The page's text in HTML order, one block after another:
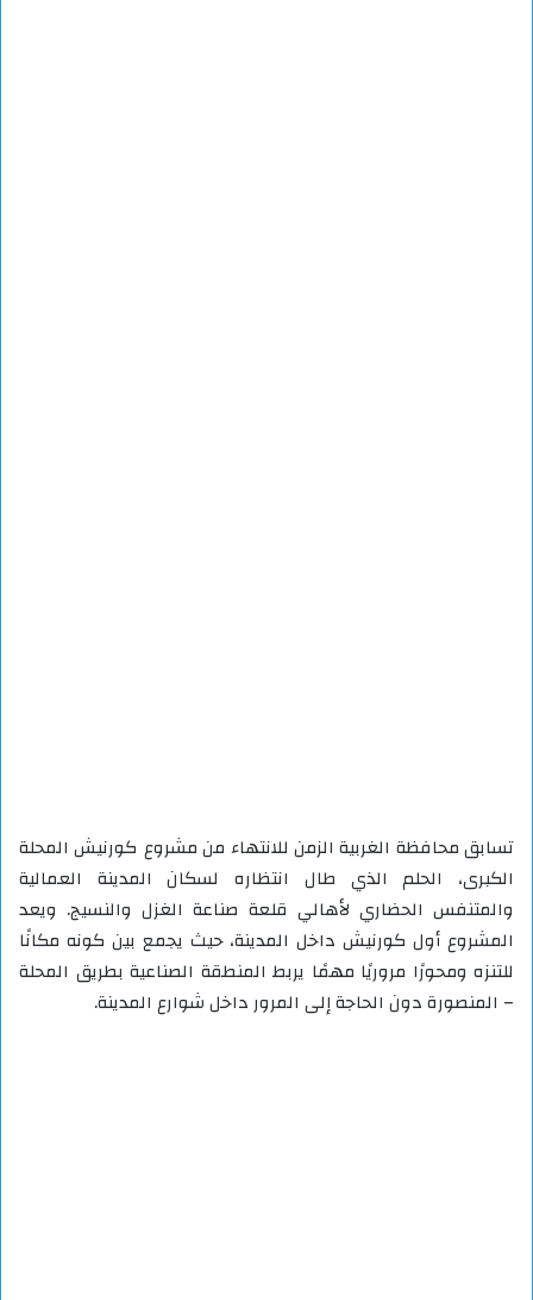
تسابق محافظة الغربية الزمن للانتهاء من مشروع كورنيش المحلة
الكبرى، الحلم الذي طال انتظاره لسكان المدينة العمالية
والمتنفس الحضاري لأهالي قلعة صناعة الغزل والنسيج. ويعد
المشروع أول كورنيش داخل المدينة، حيث يجمع بين كونه مكانًا
للتنزه ومحورًا مروريًا مهمًا يربط المنطقة الصناعية بطريق المحلة
– المنصورة دون الحاجة إلى المرور داخل شوارع المدينة.